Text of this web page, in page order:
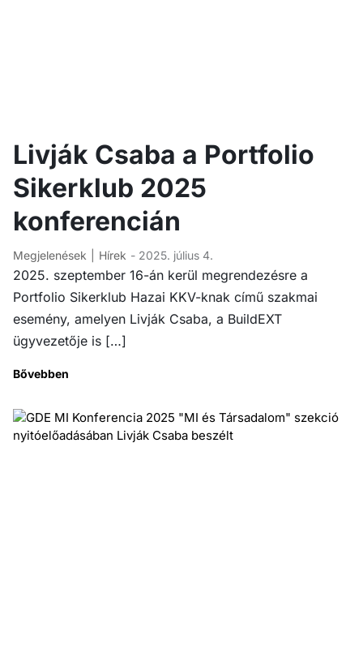
Livják Csaba a Portfolio
Sikerklub 2025
konferencián
Megjelenések Hírek - 2025. július 4.
2025. szeptember 16-án kerül megrendezésre a
Portfolio Sikerklub Hazai KKV-knak című szakmai
esemény, amelyen Livják Csaba, a BuildEXT
ügyvezetője is […]
Bővebben